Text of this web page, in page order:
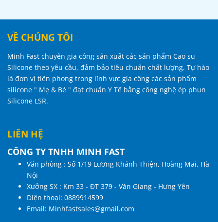
VỀ CHÚNG TÔI
Minh Fast chuyên gia công sản xuất các sản phẩm Cao su
Silicone theo yêu cầu, đảm bảo tiêu chuẩn chất lượng. Tự hào
là đơn vị tiên phong trong lĩnh vực gia công các sản phẩm
silicone " Mẹ & Bé " đạt chuẩn Y Tế bằng công nghệ ép phun
Silicone LSR.
LIÊN HỆ
CÔNG TY TNHH MINH FAST
Văn phòng : Số 1/19 Lương Khánh Thiện, Hoàng Mai, Hà
Nội
Xưởng SX : Km 33 - ĐT 379 - Văn Giang - Hưng Yên
Điện thoại: 0889914599
Email: Minhfastsales@gmail.com